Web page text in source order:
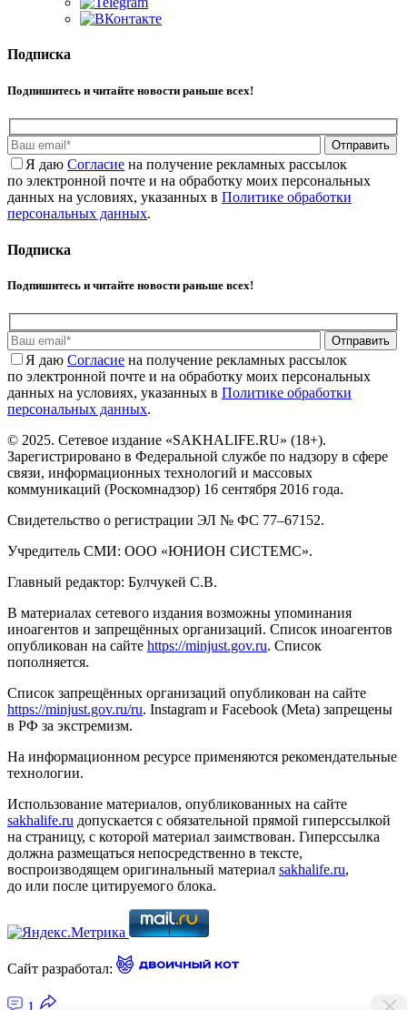
Подписка
Подпишитесь и читайте новости раньше всех!
Отправить
Я даю Cогласие на получение рекламных рассылок
по электронной почте и на обработку моих персональных
данных на условиях, указанных в Политике обработки
персональных данных.
Подписка
Подпишитесь и читайте новости раньше всех!
Отправить
Я даю Cогласие на получение рекламных рассылок
по электронной почте и на обработку моих персональных
данных на условиях, указанных в Политике обработки
персональных данных.
© 2025. Сетевое издание «SAKHALIFE.RU» (18+).
Зарегистрировано в Федеральной службе по надзору в сфере
связи, информационных технологий и массовых
коммуникаций (Роскомнадзор) 16 сентября 2016 года.
Свидетельство о регистрации ЭЛ № ФС 77–67152.
Учредитель СМИ: ООО «ЮНИОН СИСТЕМС».
Главный редактор: Булчукей С.В.
В материалах сетевого издания возможны упоминания
иноагентов и запрещённых организаций. Список иноагентов
опубликован на сайте https://minjust.gov.ru. Список
пополняется.
Список запрещённых организаций опубликован на сайте
https://minjust.gov.ru/ru. Instagram и Facebook (Metа) запрещены
в РФ за экстремизм.
На информационном ресурсе применяются рекомендательные
технологии.
Использование материалов, опубликованных на сайте
sakhalife.ru допускается с обязательной прямой гиперссылкой
на страницу, с которой материал заимствован. Гиперссылка
должна размещаться непосредственно в тексте,
воспроизводящем оригинальный материал sakhalife.ru,
до или после цитируемого блока.
Сайт разработал:
1